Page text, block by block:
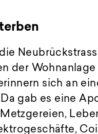
der Wohnanlage
sich an
gab es eine